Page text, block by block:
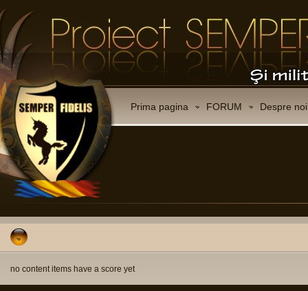
Prima pagina FORUM Despre noi
no content items have a score yet